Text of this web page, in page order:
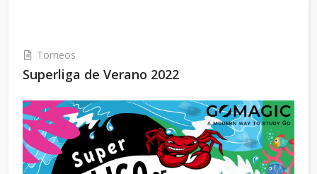
Torneos
Superliga de Verano 2022